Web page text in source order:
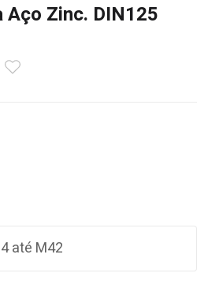
Aço Zinc. DIN125
até M42